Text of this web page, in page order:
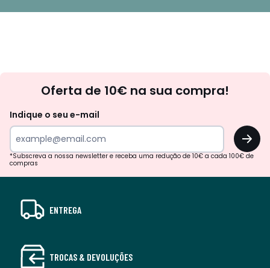
Oferta de 10€ na sua compra!
Indique o seu e-mail
OK
*Subscreva a nossa newsletter e receba uma redução de 10€ a cada 100€ de
compras
ENTREGA
TROCAS & DEVOLUÇÕES